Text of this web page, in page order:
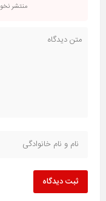
منتشر
ثبت دیدگاه